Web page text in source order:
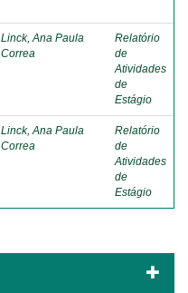
Linck, Ana Paula
Correa
Relatório
de
Atividades
de
Estágio
Linck, Ana Paula
Correa
Relatório
de
Atividades
de
Estágio